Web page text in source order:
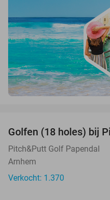
Golfen (18 holes) bij
Pitch&Putt Golf Papendal
Arnhem
Verkocht: 1.370